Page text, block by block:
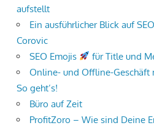
aufstellt
Ein ausführlicher Blick auf
Corovic
SEO Emojis
für Title und
Online- und Offline-
So geht’s!
Büro auf Zeit
ProfitZoro – Wie sind Deine